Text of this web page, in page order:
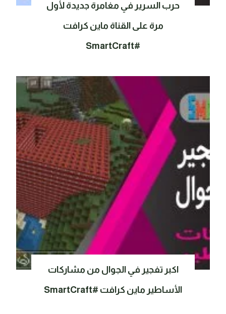
حرب السرير في مغامرة جديدة لأول
مرة على القناة ماين كرافت
#SmartCraft
اكبر تفجير في الجوال من مشاركات
الأساطير ماين كرافت #SmartCraft